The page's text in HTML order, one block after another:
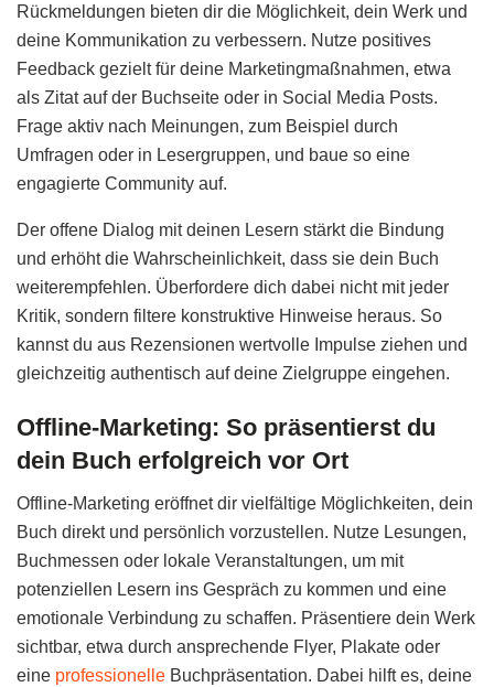
Rückmeldungen bieten dir die Möglichkeit, dein Werk und
deine Kommunikation zu verbessern. Nutze positives
Feedback gezielt für deine Marketingmaßnahmen, etwa
als Zitat auf der Buchseite oder in Social Media Posts.
Frage aktiv nach Meinungen, zum Beispiel durch
Umfragen oder in Lesergruppen, und baue so eine
engagierte Community auf.
Der offene Dialog mit deinen Lesern stärkt die Bindung
und erhöht die Wahrscheinlichkeit, dass sie dein Buch
weiterempfehlen. Überfordere dich dabei nicht mit jeder
Kritik, sondern filtere konstruktive Hinweise heraus. So
kannst du aus Rezensionen wertvolle Impulse ziehen und
gleichzeitig authentisch auf deine Zielgruppe eingehen.
Offline-Marketing: So präsentierst du
dein Buch erfolgreich vor Ort
Offline-Marketing eröffnet dir vielfältige Möglichkeiten, dein
Buch direkt und persönlich vorzustellen. Nutze Lesungen,
Buchmessen oder lokale Veranstaltungen, um mit
potenziellen Lesern ins Gespräch zu kommen und eine
emotionale Verbindung zu schaffen. Präsentiere dein Werk
sichtbar, etwa durch ansprechende Flyer, Plakate oder
eine professionelle Buchpräsentation. Dabei hilft es, deine